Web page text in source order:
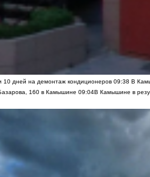
10 дней на демонтаж кондиционеров 09:38 В
160 в Камышине 09:04В Камышине в